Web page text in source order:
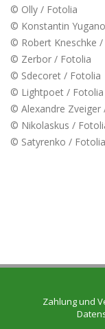
© Olly / Fotolia
© Konstantin
© Robert Kneschke
© Zerbor / Fotolia
© Sdecoret / Fotolia
© Lightpoet / Fotolia
© Alexandre Zveiger
© Nikolaskus /
© Satyrenko / Fotolia
Zahlung und